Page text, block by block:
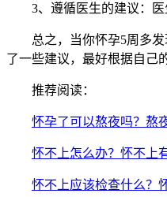
3、遵循医生的建议：医
总之，当你怀孕5周多发
了一些建议，最好根据自己
推荐阅读：
怀孕了可以熬夜吗？熬
怀不上怎么办？怀不上
怀不上应该检查什么？